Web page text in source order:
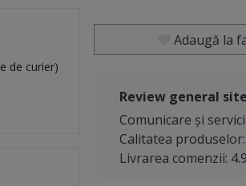
de curier)
Adaugă la
Review general site
Comunicare și
Calitatea produselor:
Livrarea comenzii: